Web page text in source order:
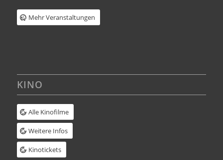
Mehr Veranstaltungen
KINO
Alle Kinofilme
Weitere Infos
Kinotickets